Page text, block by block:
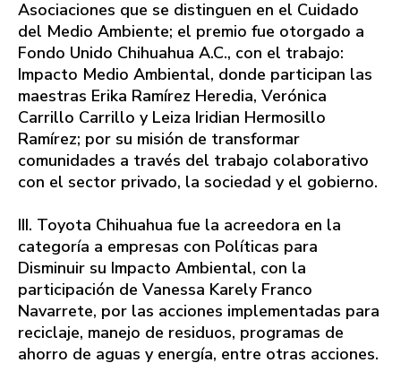
Asociaciones que se distinguen en el Cuidado
del Medio Ambiente; el premio fue otorgado a
Fondo Unido Chihuahua A.C., con el trabajo:
Impacto Medio Ambiental, donde participan las
maestras Erika Ramírez Heredia, Verónica
Carrillo Carrillo y Leiza Iridian Hermosillo
Ramírez; por su misión de transformar
comunidades a través del trabajo colaborativo
con el sector privado, la sociedad y el gobierno.
III. Toyota Chihuahua fue la acreedora en la
categoría a empresas con Políticas para
Disminuir su Impacto Ambiental, con la
participación de Vanessa Karely Franco
Navarrete, por las acciones implementadas para
reciclaje, manejo de residuos, programas de
ahorro de aguas y energía, entre otras acciones.